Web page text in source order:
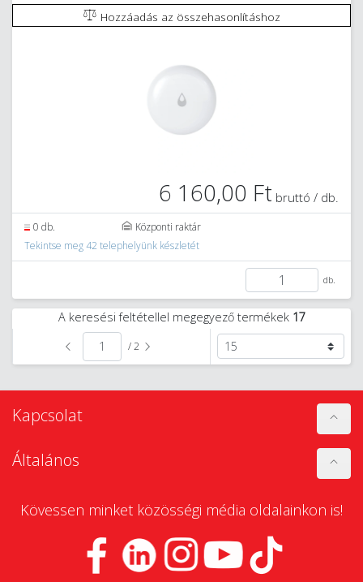
Hozzáadás az összehasonlításhoz
6 160,00 Ft bruttó / db.
0 db.
Központi raktár
Tekintse meg 42 telephelyünk készletét
db.
A keresési feltétellel megegyező termékek 17
/ 2
Kapcsolat
Általános
Kövessen minket közösségi média oldalainkon is!